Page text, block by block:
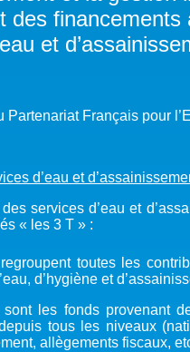
des
et
Partenariat Français pour
d’eau et
services d’eau et
« les 3 T » :
toutes les
d’hygiène et
sont les fonds provenant
tous les niveaux
allègements fiscaux,